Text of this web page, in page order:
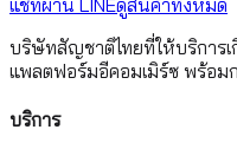
บริษัทสัญชาติไทยที่ให้บริการเ
แพลตฟอร์มอีคอมเมิร์ซ พร้อม
บริการ